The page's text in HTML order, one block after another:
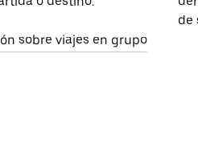
sobre viajes en grupo
de